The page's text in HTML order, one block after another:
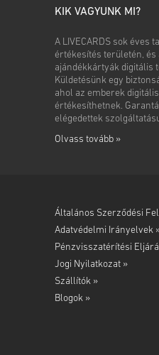
KIK VAGYUNK MI?
A LIVECARDS sok éves
értékesítés területén, és
ajándékkártyák digitális
Küldetésünk egy
ahol az emberek
értékesíthetnek.
elégedettek
Olvass tovább »
Általános Szerződési
Adatvédelmi Irányelvek
Pénzvisszatérítési
Jogi Nyilatkozat »
Szállítók »
Blogok »